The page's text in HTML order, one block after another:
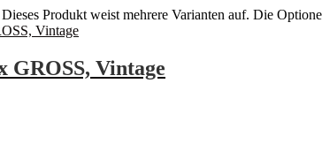
Dieses Produkt weist mehrere Varianten auf. Die
GROSS, Vintage